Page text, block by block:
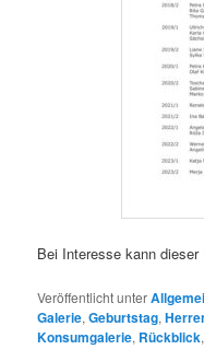
Bei Interesse kann dieser
Veröffentlicht unter
Galerie,Geburtstag,
Konsumgalerie, Rückblick